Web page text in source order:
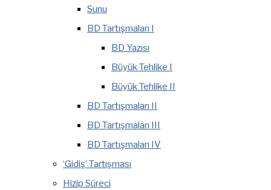
Sunu
BD Tartışmaları I
BD Yazısı
Büyük Tehlike I
Büyük Tehlike II
BD Tartışmaları II
BD Tartışmaları III
BD Tartışmaları IV
‘Gidiş’ Tartışması
Hizip Süreci